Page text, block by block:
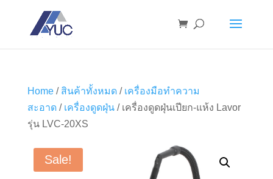
Home/ สินค้าทั้งหมด/ เครื่องมือทำความ
สะอาด/ เครื่องดูดฝุ่น/ เครื่องดูดฝุ่นเปียก-แห้ง Lavor
รุ่น LVC-20XS
Sale!